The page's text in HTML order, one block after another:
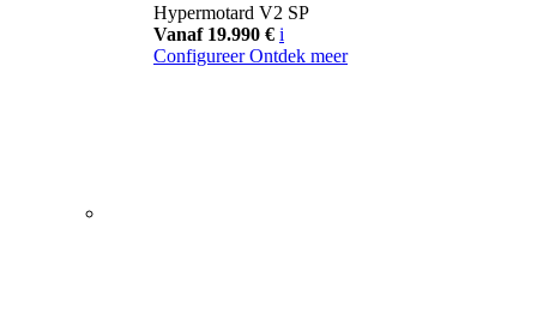
Hypermotard V2 SP
Vanaf 19.990 € i
Configureer Ontdek meer